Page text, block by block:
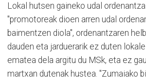
Lokal hutsen gaineko udal
"promotoreak dioen arren udal
baimentzen diola", ordenantzaren
dauden eta jarduerarik ez duten
ematea dela argitu du MSk, eta ez
martxan dutenak hustea. "Zumaiako